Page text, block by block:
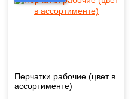
Перчатки рабочие (цвет в
ассортименте)